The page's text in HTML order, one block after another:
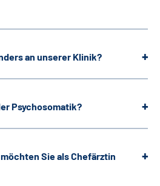
an unserer Klinik?
Psychosomatik?
Sie als Chefärztin